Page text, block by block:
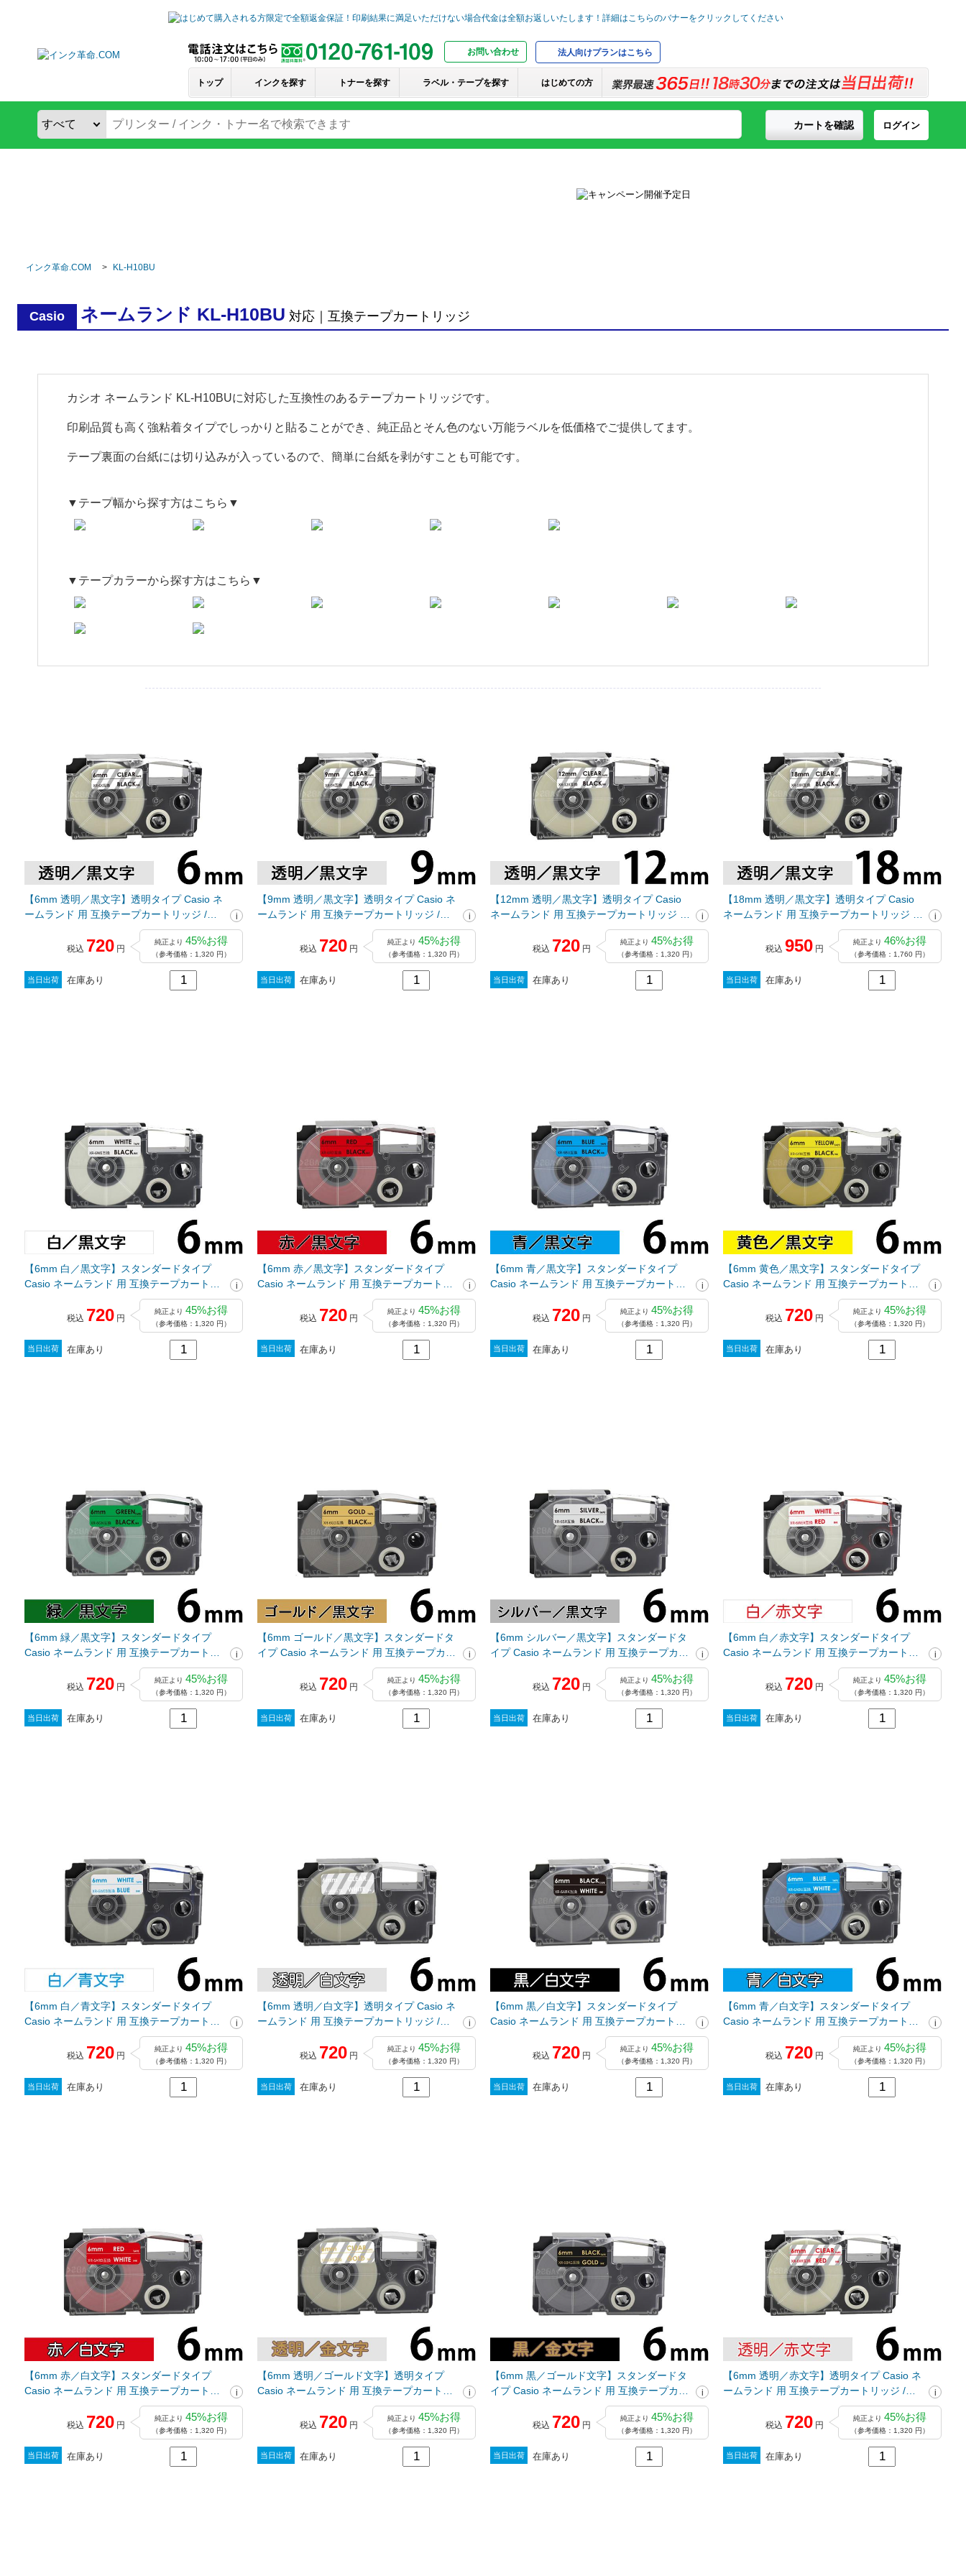
お問い合わせ 法人向けプランはこちら
トップ インクを探す トナーを探す ラベル・テープを探す はじめての方
ログイン
カートを確認
インク革命.COM KL-H10BU
Casio ネームランド KL-H10BU 対応｜互換テープカートリッジ
カシオ ネームランド KL-H10BUに対応した互換性のあるテープカートリッジです。
印刷品質も高く強粘着タイプでしっかりと貼ることができ、純正品とそん色のない万能ラベルを低価格でご提供してます。
テープ裏面の台紙には切り込みが入っているので、簡単に台紙を剥がすことも可能です。
▼テープ幅から探す方はこちら▼
▼テープカラーから探す方はこちら▼
【6mm 透明／黒文字】透明タイプ Casio ネ
ームランド 用 互換テープカートリッジ /
税込 720 円
純正より 45%お得
（参考価格：1,320 円）
当日出荷 在庫あり
【9mm 透明／黒文字】透明タイプ Casio ネ
ームランド 用 互換テープカートリッジ /
税込 720 円
純正より 45%お得
（参考価格：1,320 円）
当日出荷 在庫あり
【12mm 透明／黒文字】透明タイプ Casio
ネームランド 用 互換テープカートリッジ /
税込 720 円
純正より 45%お得
（参考価格：1,320 円）
当日出荷 在庫あり
【18mm 透明／黒文字】透明タイプ Casio
ネームランド 用 互換テープカートリッジ /
税込 950 円
純正より 46%お得
（参考価格：1,760 円）
当日出荷 在庫あり
【6mm 白／黒文字】スタンダードタイプ
Casio ネームランド 用 互換テープカートリ
税込 720 円
純正より 45%お得
（参考価格：1,320 円）
当日出荷 在庫あり
【6mm 赤／黒文字】スタンダードタイプ
Casio ネームランド 用 互換テープカートリ
税込 720 円
純正より 45%お得
（参考価格：1,320 円）
当日出荷 在庫あり
【6mm 青／黒文字】スタンダードタイプ
Casio ネームランド 用 互換テープカートリ
税込 720 円
純正より 45%お得
（参考価格：1,320 円）
当日出荷 在庫あり
【6mm 黄色／黒文字】スタンダードタイプ
Casio ネームランド 用 互換テープカートリ
税込 720 円
純正より 45%お得
（参考価格：1,320 円）
当日出荷 在庫あり
【6mm 緑／黒文字】スタンダードタイプ
Casio ネームランド 用 互換テープカートリ
税込 720 円
純正より 45%お得
（参考価格：1,320 円）
当日出荷 在庫あり
【6mm ゴールド／黒文字】スタンダードタ
イプ Casio ネームランド 用 互換テープカー
税込 720 円
純正より 45%お得
（参考価格：1,320 円）
当日出荷 在庫あり
【6mm シルバー／黒文字】スタンダードタ
イプ Casio ネームランド 用 互換テープカー
税込 720 円
純正より 45%お得
（参考価格：1,320 円）
当日出荷 在庫あり
【6mm 白／赤文字】スタンダードタイプ
Casio ネームランド 用 互換テープカートリ
税込 720 円
純正より 45%お得
（参考価格：1,320 円）
当日出荷 在庫あり
【6mm 白／青文字】スタンダードタイプ
Casio ネームランド 用 互換テープカートリ
税込 720 円
純正より 45%お得
（参考価格：1,320 円）
当日出荷 在庫あり
【6mm 透明／白文字】透明タイプ Casio ネ
ームランド 用 互換テープカートリッジ /
税込 720 円
純正より 45%お得
（参考価格：1,320 円）
当日出荷 在庫あり
【6mm 黒／白文字】スタンダードタイプ
Casio ネームランド 用 互換テープカートリ
税込 720 円
純正より 45%お得
（参考価格：1,320 円）
当日出荷 在庫あり
【6mm 青／白文字】スタンダードタイプ
Casio ネームランド 用 互換テープカートリ
税込 720 円
純正より 45%お得
（参考価格：1,320 円）
当日出荷 在庫あり
【6mm 赤／白文字】スタンダードタイプ
Casio ネームランド 用 互換テープカートリ
税込 720 円
純正より 45%お得
（参考価格：1,320 円）
当日出荷 在庫あり
【6mm 透明／ゴールド文字】透明タイプ
Casio ネームランド 用 互換テープカートリ
税込 720 円
純正より 45%お得
（参考価格：1,320 円）
当日出荷 在庫あり
【6mm 黒／ゴールド文字】スタンダードタ
イプ Casio ネームランド 用 互換テープカー
税込 720 円
純正より 45%お得
（参考価格：1,320 円）
当日出荷 在庫あり
【6mm 透明／赤文字】透明タイプ Casio ネ
ームランド 用 互換テープカートリッジ /
税込 720 円
純正より 45%お得
（参考価格：1,320 円）
当日出荷 在庫あり